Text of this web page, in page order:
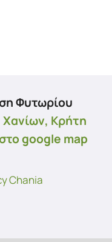
Φυτωρίου
Χανίων, Κρήτη
google map
Chania